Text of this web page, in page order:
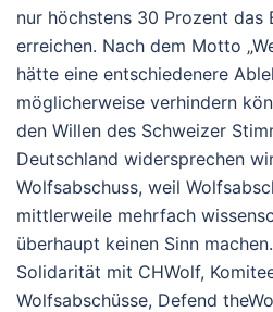
nur höchstens 30 Prozent das
erreichen. Nach dem Motto
hätte eine entschiedenere
möglicherweise verhindern
den Willen des Schweizer
Deutschland widersprechen
Wolfsabschuss, weil
mittlerweile mehrfach
überhaupt keinen Sinn
Solidarität mit CHWolf,
Wolfsabschüsse, Defend the